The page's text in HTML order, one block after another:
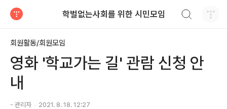
학벌없는사회를 위한 시민모임
회원활동/회원모임
영화 '학교가는 길' 관람 신청 안
내
- 관리자 2021. 8. 18. 12:27